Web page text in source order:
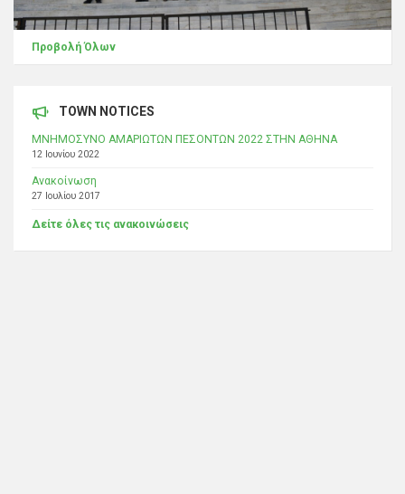
Προβολή Όλων
TOWN NOTICES
ΜΝΗΜΟΣΥΝΟ ΑΜΑΡΙΩΤΩΝ ΠΕΣΟΝΤΩΝ 2022 ΣΤΗΝ ΑΘΗΝΑ
12 Ιουνίου 2022
Ανακοίνωση
27 Ιουλίου 2017
Δείτε όλες τις ανακοινώσεις